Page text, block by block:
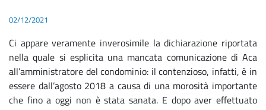
02/12/2021
Ci appare veramente inverosimile la dichiarazione riportata
nella quale si esplicita una mancata comunicazione di Aca
all’amministratore del condominio: il contenzioso, infatti, è in
essere dall’agosto 2018 a causa di una morosità importante
che fino a oggi non è stata sanata. E dopo aver effettuato